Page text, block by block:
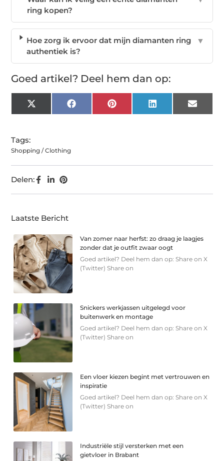
ring kopen?
Hoe zorg ik ervoor dat mijn diamanten ring
authentiek is?
▼
Goed artikel? Deel hem dan op:
X
(Twitter)
FacebookPinterest LinkedIn Email
Tags:
Shopping / Clothing
Delen:
Laatste Bericht
Van zomer naar herfst: zo draag je laagjes
zonder dat je outfit zwaar oogt
Goed artikel? Deel hem dan op: Share on X
(Twitter) Share on
Snickers werkjassen uitgelegd voor
buitenwerk en montage
Goed artikel? Deel hem dan op: Share on X
(Twitter) Share on
Een vloer kiezen begint met vertrouwen en
inspiratie
Goed artikel? Deel hem dan op: Share on X
(Twitter) Share on
Industriële stijl versterken met een
gietvloer in Brabant